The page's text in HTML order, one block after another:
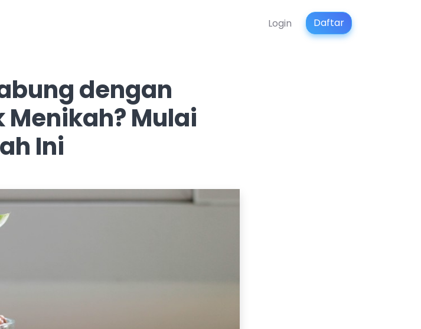
Login Daftar
dengan
Mulai
Ini